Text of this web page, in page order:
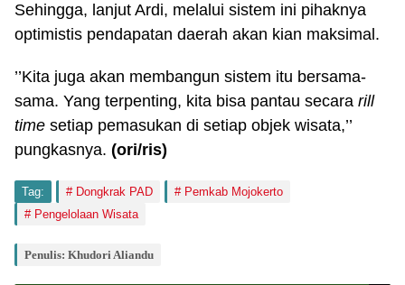
Sehingga, lanjut Ardi, melalui sistem ini pihaknya
optimistis pendapatan daerah akan kian maksimal.
’’Kita juga akan membangun sistem itu bersama-
sama. Yang terpenting, kita bisa pantau secara rill
time setiap pemasukan di setiap objek wisata,’’
pungkasnya. (ori/ris)
Tag: Dongkrak PAD
Pemkab Mojokerto
Pengelolaan Wisata
Penulis: Khudori Aliandu